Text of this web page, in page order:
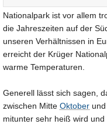
Nationalpark ist vor allem
die Jahreszeiten auf der
unseren Verhältnissen in
erreicht der Krüger
warme Temperaturen.
Generell lässt sich sagen,
zwischen Mitte Oktober
mitunter sehr heiß wird